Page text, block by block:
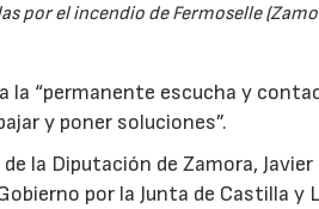
por el incendio de Fermoselle
la “permanente escucha y
y poner soluciones”.
la Diputación de Zamora, Javier
por la Junta de Castilla y